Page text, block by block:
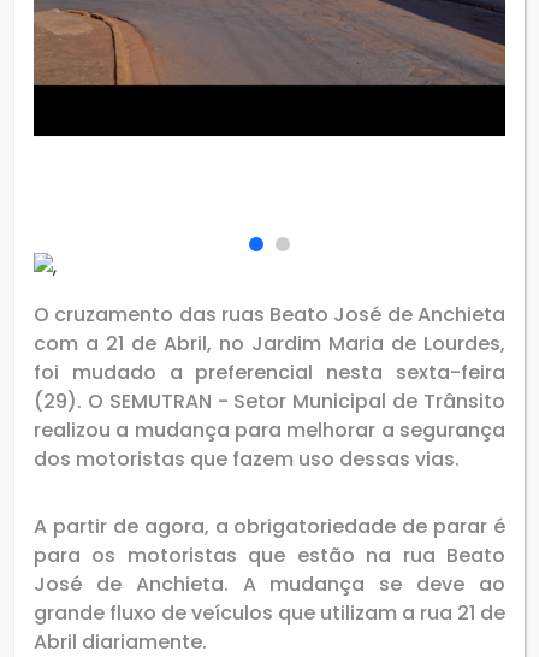
O cruzamento das ruas Beato José de Anchieta
com a 21 de Abril, no Jardim Maria de Lourdes,
foi mudado a preferencial nesta sexta-feira
(29). O SEMUTRAN - Setor Municipal de Trânsito
realizou a mudança para melhorar a segurança
dos motoristas que fazem uso dessas vias.
A partir de agora, a obrigatoriedade de parar é
para os motoristas que estão na rua Beato
José de Anchieta. A mudança se deve ao
grande fluxo de veículos que utilizam a rua 21 de
Abril diariamente.